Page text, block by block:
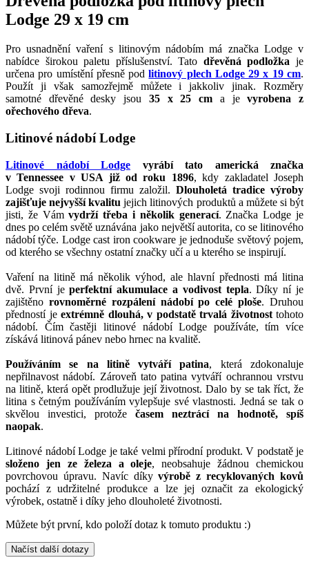
Lodge 29 x 19 cm
Pro usnadnění vaření s litinovým nádobím má značka Lodge v
nabídce širokou paletu příslušenství. Tato dřevěná podložka je
určena pro umístění přesně podlitinový plech Lodge 29 x 19 cm.
Použít ji však samozřejmě můžete i jakkoliv jinak. Rozměry
samotné dřevěné desky jsou 35 x 25 cm a jevyrobena z
ořechového dřeva.
Litinové nádobí Lodge
Litinové nádobí Lodge vyrábí tato americká značka
v Tennessee v USA již od roku 1896, kdy zakladatel Joseph
Lodge svoji rodinnou firmu založil. Dlouholetá tradice výroby
zajišťuje nejvyšší kvalitu jejich litinových produktů a můžete si být
jisti, že Vámvydrží třeba i několik generací. Značka Lodge je
dnes po celém světě uznávána jako největší autorita, co se litinového
nádobí týče. Lodge cast iron cookware je jednoduše světový pojem,
od kterého se všechny ostatní značky učí a u kterého se inspirují.
Vaření na litině má několik výhod, ale hlavní přednosti má litina
dvě. První jeperfektní akumulace a vodivost tepla. Díky ní je
zajištěno rovnoměrné rozpálení nádobí po celé ploše. Druhou
předností je extrémně dlouhá, v podstatě trvalá životnosttohoto
nádobí. Čím častěji litinové nádobí Lodge používáte, tím více
získává litinová pánev nebo hrnec na kvalitě.
Používáním se na litině vytváří patina, která zdokonaluje
nepřilnavost nádobí. Zároveň tato patina vytváří ochrannou vrstvu
na litině, která opět prodlužuje její životnost. Dalo by se tak říct, že
litina s četným používáním vylepšuje své vlastnosti. Jedná se tak o
skvělou investici, protože časem neztrácí na hodnotě, spíš
naopak.
Litinové nádobí Lodge je také velmi přírodní produkt. V podstatě je
složeno jen ze železa a oleje, neobsahuje žádnou chemickou
povrchovou úpravu. Navíc díkyvýrobě z recyklovaných kovů
pochází z udržitelné produkce a lze jej označit za ekologický
výrobek, ostatně i díky jeho dlouholeté životnosti.
Můžete být první, kdo položí dotaz k tomuto produktu :)
Načíst další dotazy